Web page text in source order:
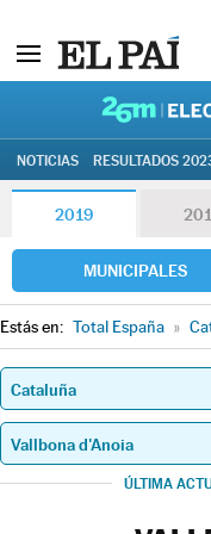
NOTICIAS RESULTADOS
2019
MUNICIPALES
Estás en: Total España »
ÚLTIMA